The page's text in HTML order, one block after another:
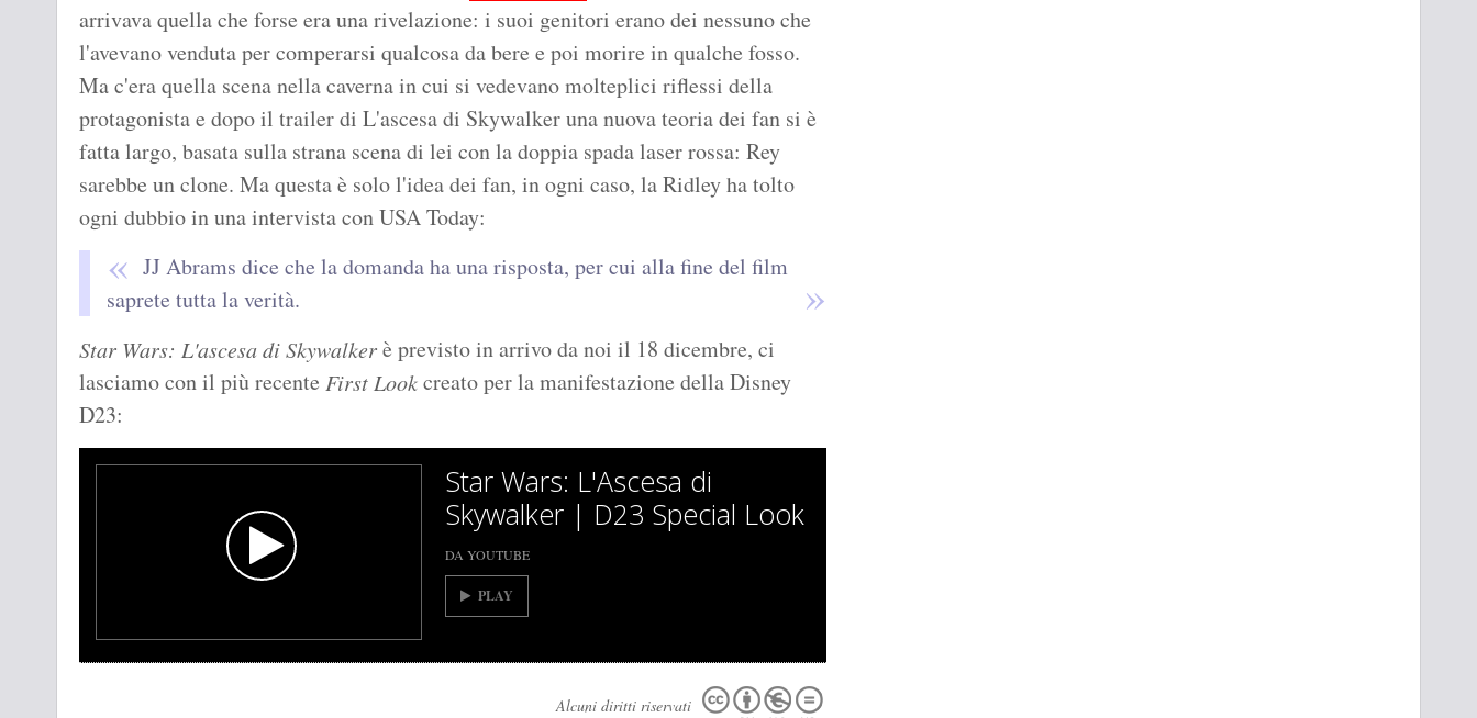
arrivava quella che forse era una rivelazione: i suoi genitori erano dei nessuno che
l'avevano venduta per comperarsi qualcosa da bere e poi morire in qualche fosso.
Ma c'era quella scena nella caverna in cui si vedevano molteplici riflessi della
protagonista e dopo il trailer di L'ascesa di Skywalker una nuova teoria dei fan si è
fatta largo, basata sulla strana scena di lei con la doppia spada laser rossa: Rey
sarebbe un clone. Ma questa è solo l'idea dei fan, in ogni caso, la Ridley ha tolto
ogni dubbio in una intervista con USA Today:
JJ Abrams dice che la domanda ha una risposta, per cui alla fine del film
saprete tutta la verità.
Star Wars: L'ascesa di Skywalkerè previsto in arrivo da noi il 18 dicembre, ci
lasciamo con il più recente First Lookcreato per la manifestazione della Disney
D23:
Star Wars: L'Ascesa di
Skywalker | D23 Special Look
DA YOUTUBE
PLAY
Alcuni diritti riservati